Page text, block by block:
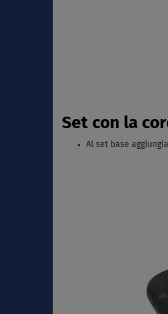
Set con la
Al set base